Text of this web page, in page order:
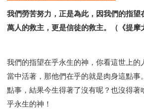
我們勞苦努力，正是為此，因我們的指望
萬人的救主，更是信徒的救主。（《提摩
我們的指望在乎永生的神，你看這世上的
當中活著，那他們在乎的就是肉身這點事
點事，結果今生得著了沒有呢？也沒得著
乎永生的神！